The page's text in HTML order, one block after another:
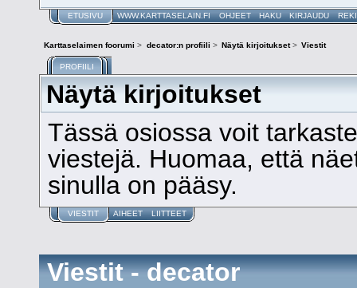
ETUSIVU WWW.KARTTASELAIN.FI OHJEET HAKU KIRJAUDU
Karttaselaimen foorumi > decator:n profiili > Näytä kirjoitukset> Viestit
PROFIILI
Näytä kirjoitukset
Tässä osiossa voit
viestejä. Huomaa, että
sinulla on pääsy.
VIESTIT AIHEET LIITTEET
Viestit - decator